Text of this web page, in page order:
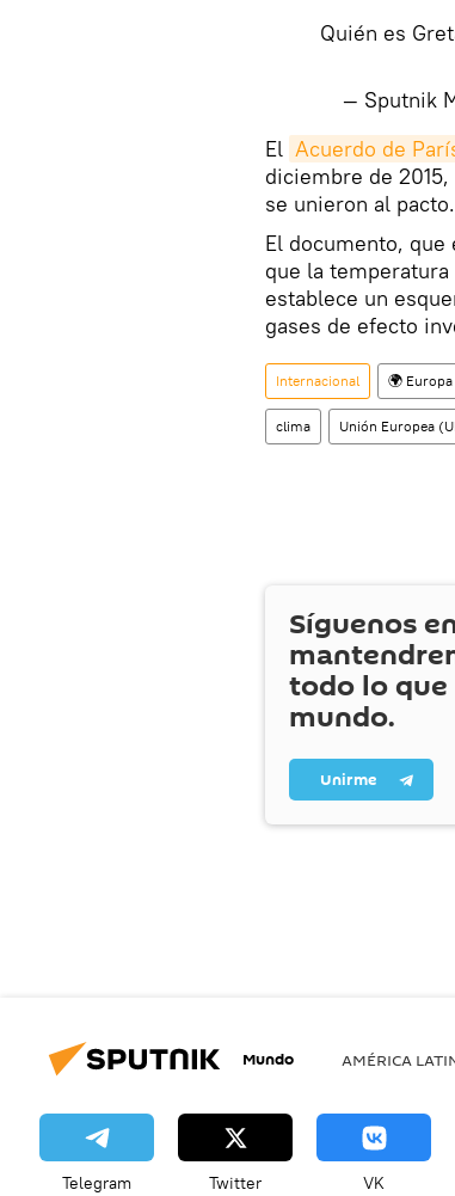
Quién es
— Sputnik
El Acuerdo de
diciembre de
se unieron al pacto.
El documento,
que la
establece un
gases de efecto
Internacional 🌍 Europa
clima Unión Europea
Síguenos
todo lo que
mundo.
Unirme
Mundo AMÉRICA
Telegram Twitter VK